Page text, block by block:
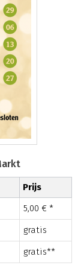
Prijs
5,00 € *
gratis
gratis**